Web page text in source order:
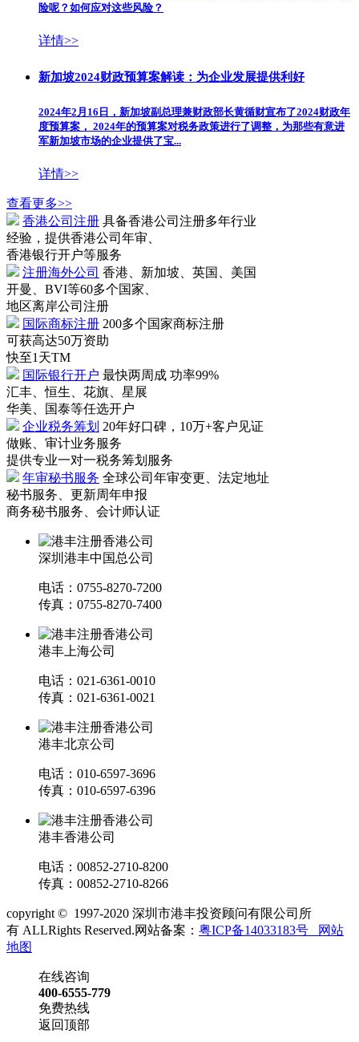
险呢？如何应对这些风险？
详情>>
新加坡2024财政预算案解读：为企业发展提供利好
2024年2月16日，新加坡副总理兼财政部长黄循财宣布了2024财政年
度预算案， 2024年的预算案对税务政策进行了调整，为那些有意进
军新加坡市场的企业提供了宝...
详情>>
查看更多>>
香港公司注册 具备香港公司注册多年行业
经验，提供香港公司年审、
香港银行开户等服务
注册海外公司 香港、新加坡、英国、美国
开曼、BVI等60多个国家、
地区离岸公司注册
国际商标注册 200多个国家商标注册
可获高达50万资助
快至1天TM
国际银行开户 最快两周成 功率99%
汇丰、恒生、花旗、星展
华美、国泰等任选开户
企业税务筹划 20年好口碑，10万+客户见证
做账、审计业务服务
提供专业一对一税务筹划服务
年审秘书服务 全球公司年审变更、法定地址
秘书服务、更新周年申报
商务秘书服务、会计师认证
深圳港丰中国总公司
电话：0755-8270-7200
传真：0755-8270-7400
港丰上海公司
电话：021-6361-0010
传真：021-6361-0021
港丰北京公司
电话：010-6597-3696
传真：010-6597-6396
港丰香港公司
电话：00852-2710-8200
传真：00852-2710-8266
copyright © 1997-2020 深圳市港丰投资顾问有限公司所
有 ALLRights Reserved.网站备案： 粤ICP备14033183号
网站
地图
在线咨询
400-6555-779
免费热线
返回顶部